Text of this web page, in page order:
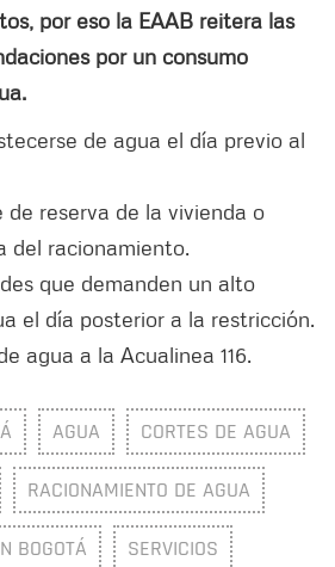
por eso la EAAB reitera las
por un consumo
de agua el día previo al
de reserva de la vivienda o
del racionamiento.
que demanden un alto
el día posterior a la restricción.
agua a la Acualinea 116.
AGUA CORTES DE AGUA
RACIONAMIENTO DE AGUA
BOGOTÁ SERVICIOS